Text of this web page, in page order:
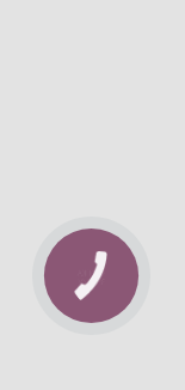
КНОПКА
ЗВ'ЯЗКУ